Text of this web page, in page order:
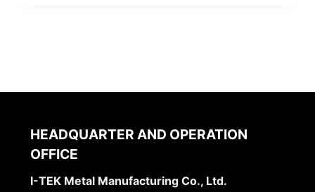
HEADQUARTER AND OPERATION
OFFICE
I-TEK Metal Manufacturing Co., Ltd.